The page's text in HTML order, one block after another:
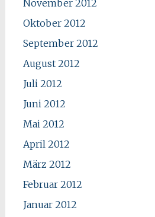
November 2012
Oktober 2012
September 2012
August 2012
Juli 2012
Juni 2012
Mai 2012
April 2012
März 2012
Februar 2012
Januar 2012